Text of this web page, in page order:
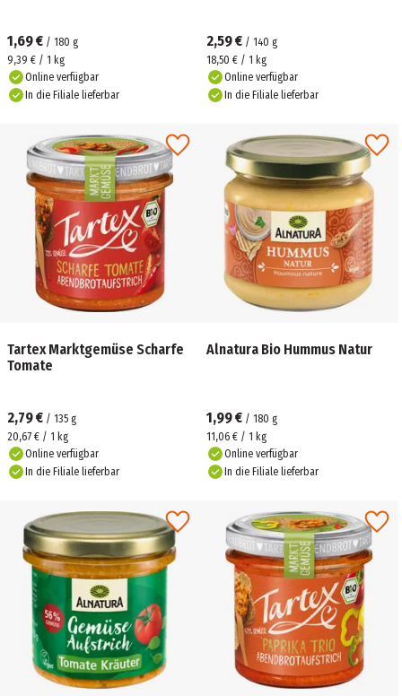
1,69 € / 180 g
9,39 € / 1 kg
Online verfügbar
In die Filiale lieferbar
2,59 € / 140 g
18,50 € / 1 kg
Online verfügbar
In die Filiale lieferbar
Tartex Marktgemüse Scharfe
Tomate
2,79 € / 135 g
20,67 € / 1 kg
Online verfügbar
In die Filiale lieferbar
Alnatura Bio Hummus Natur
1,99 € / 180 g
11,06 € / 1 kg
Online verfügbar
In die Filiale lieferbar